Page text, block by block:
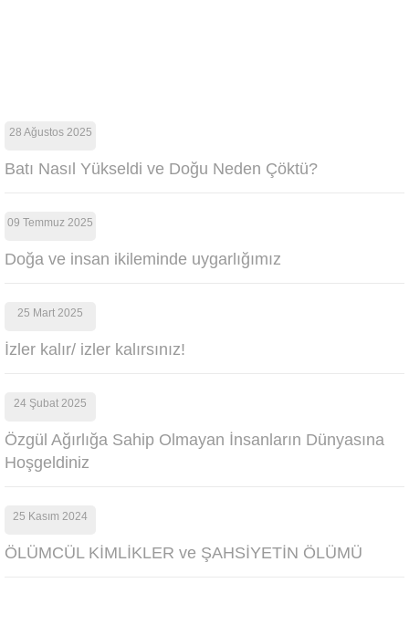
28 Ağustos 2025
Batı Nasıl Yükseldi ve Doğu Neden Çöktü?
09 Temmuz 2025
Doğa ve insan ikileminde uygarlığımız
25 Mart 2025
İzler kalır/ izler kalırsınız!
24 Şubat 2025
Özgül Ağırlığa Sahip Olmayan İnsanların Dünyasına
Hoşgeldiniz
25 Kasım 2024
ÖLÜMCÜL KİMLİKLER ve ŞAHSİYETİN ÖLÜMÜ